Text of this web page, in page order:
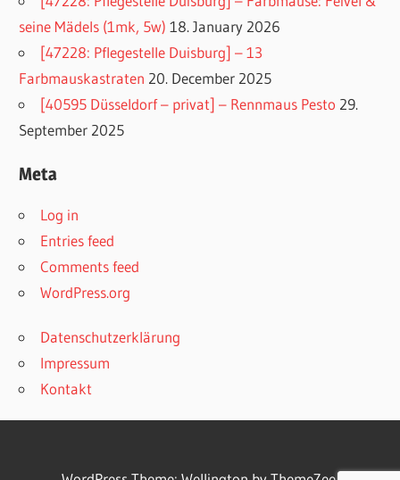
seine Mädels (1mk, 5w) 18. January 2026
[47228: Pflegestelle Duisburg] – 13
Farbmauskastraten 20. December 2025
[40595 Düsseldorf – privat] – Rennmaus Pesto 29.
September 2025
Meta
Log in
Entries feed
Comments feed
WordPress.org
Datenschutzerklärung
Impressum
Kontakt